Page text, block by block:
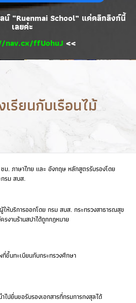
น์ “Ruenmai School” แค่คลิกลิงก์นี้
เลยค่ะ
ffUohuJ <<
รียนกับเรือนไม้
ม. ภาษาไทย และ อังกฤษ หลักสูตรรับรองโดย
รม สบส.
ให้บริการออกโดย กรม สบส. กระทรวงสาธารณสุข
รงานร้านสปาได้ถูกกฎหมาย
ขึ้นทะเบียนกับกระทรวงศึกษา
ไปยื่นขอรับรองเอกสารที่กรมการกงสุลได้